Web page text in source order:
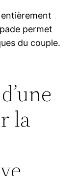
entièrement
permet
du couple.
la